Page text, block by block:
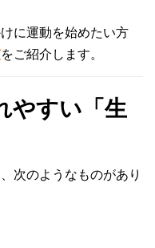
に運動を始めたい方
をご紹介します。
やすい「生
次のようなものがあり